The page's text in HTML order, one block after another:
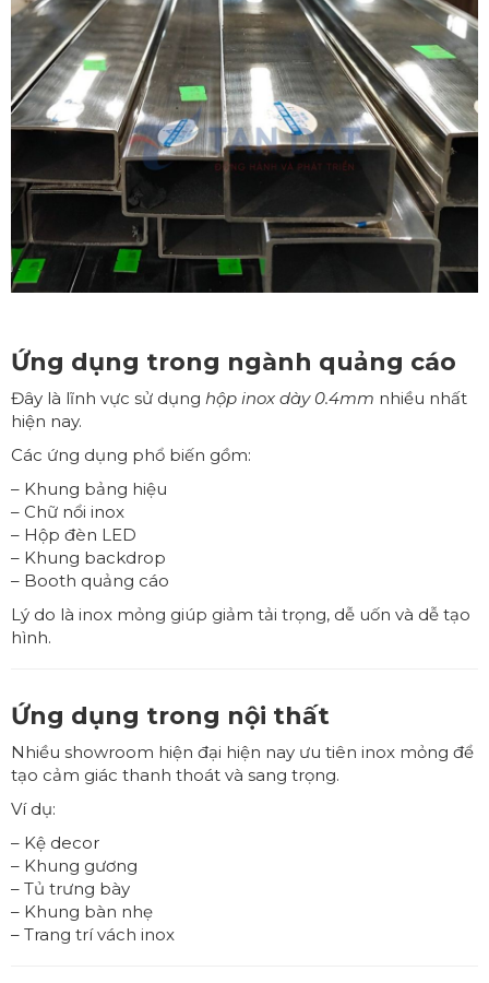
Ứng dụng trong ngành quảng cáo
Đây là lĩnh vực sử dụng hộp inox dày 0.4mm nhiều nhất
hiện nay.
Các ứng dụng phổ biến gồm:
– Khung bảng hiệu
– Chữ nổi inox
– Hộp đèn LED
– Khung backdrop
– Booth quảng cáo
Lý do là inox mỏng giúp giảm tải trọng, dễ uốn và dễ tạo
hình.
Ứng dụng trong nội thất
Nhiều showroom hiện đại hiện nay ưu tiên inox mỏng để
tạo cảm giác thanh thoát và sang trọng.
Ví dụ:
– Kệ decor
– Khung gương
– Tủ trưng bày
– Khung bàn nhẹ
– Trang trí vách inox